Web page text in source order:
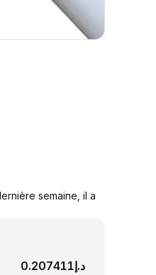
semaine, il a
د.إ0.207411